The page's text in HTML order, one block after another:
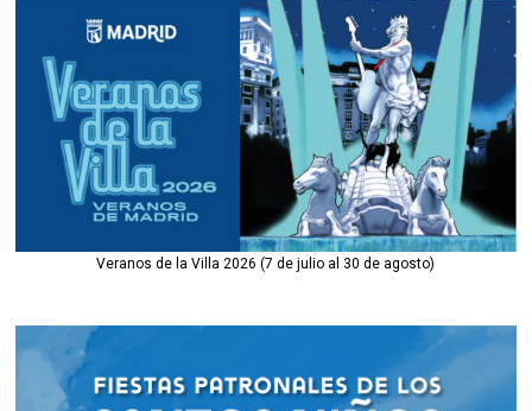
Veranos de la Villa 2026 (7 de julio al 30 de agosto)